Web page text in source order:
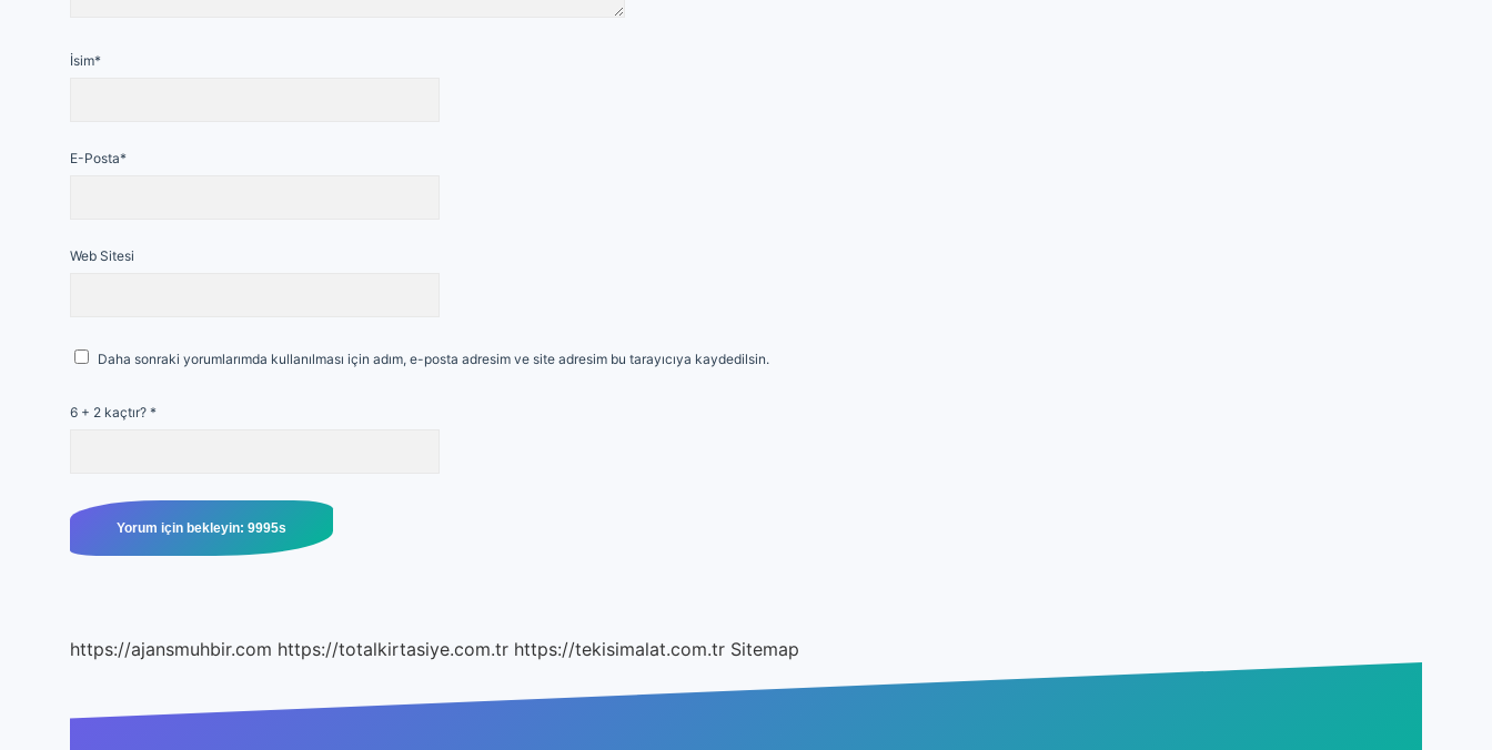
İsim*
E-Posta*
Web Sitesi
Daha sonraki yorumlarımda kullanılması için adım, e-posta adresim ve site adresim bu tarayıcıya kaydedilsin.
6 + 2 kaçtır? *
https://ajansmuhbir.com https://totalkirtasiye.com.tr https://tekisimalat.com.tr Sitemap